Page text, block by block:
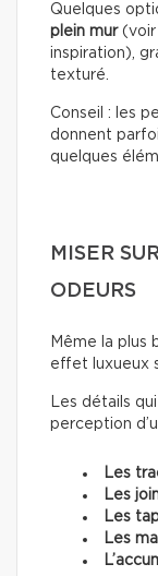
Quelques
plein mur
inspiration),
texturé.
Conseil : les
donnent
quelques
MISER
ODEURS
Même la plus
effet luxueux
Les détails
perception
Les
Les
Les
Les